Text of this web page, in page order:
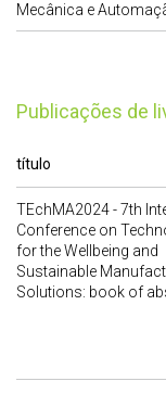
Mecânica e
publicações de
título
TEchMA2024 - 7th
Conference on
for the Wellbeing and
Sustainable
Solutions: book of